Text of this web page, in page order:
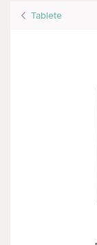
Tablete